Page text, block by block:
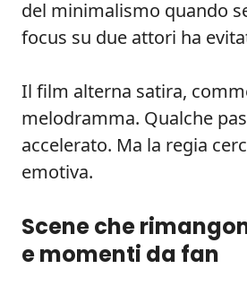
del minimalismo quando
focus su due attori ha
Il film alterna satira,
melodramma. Qualche
accelerato. Ma la regia
emotiva.
Scene che
e momenti da fan